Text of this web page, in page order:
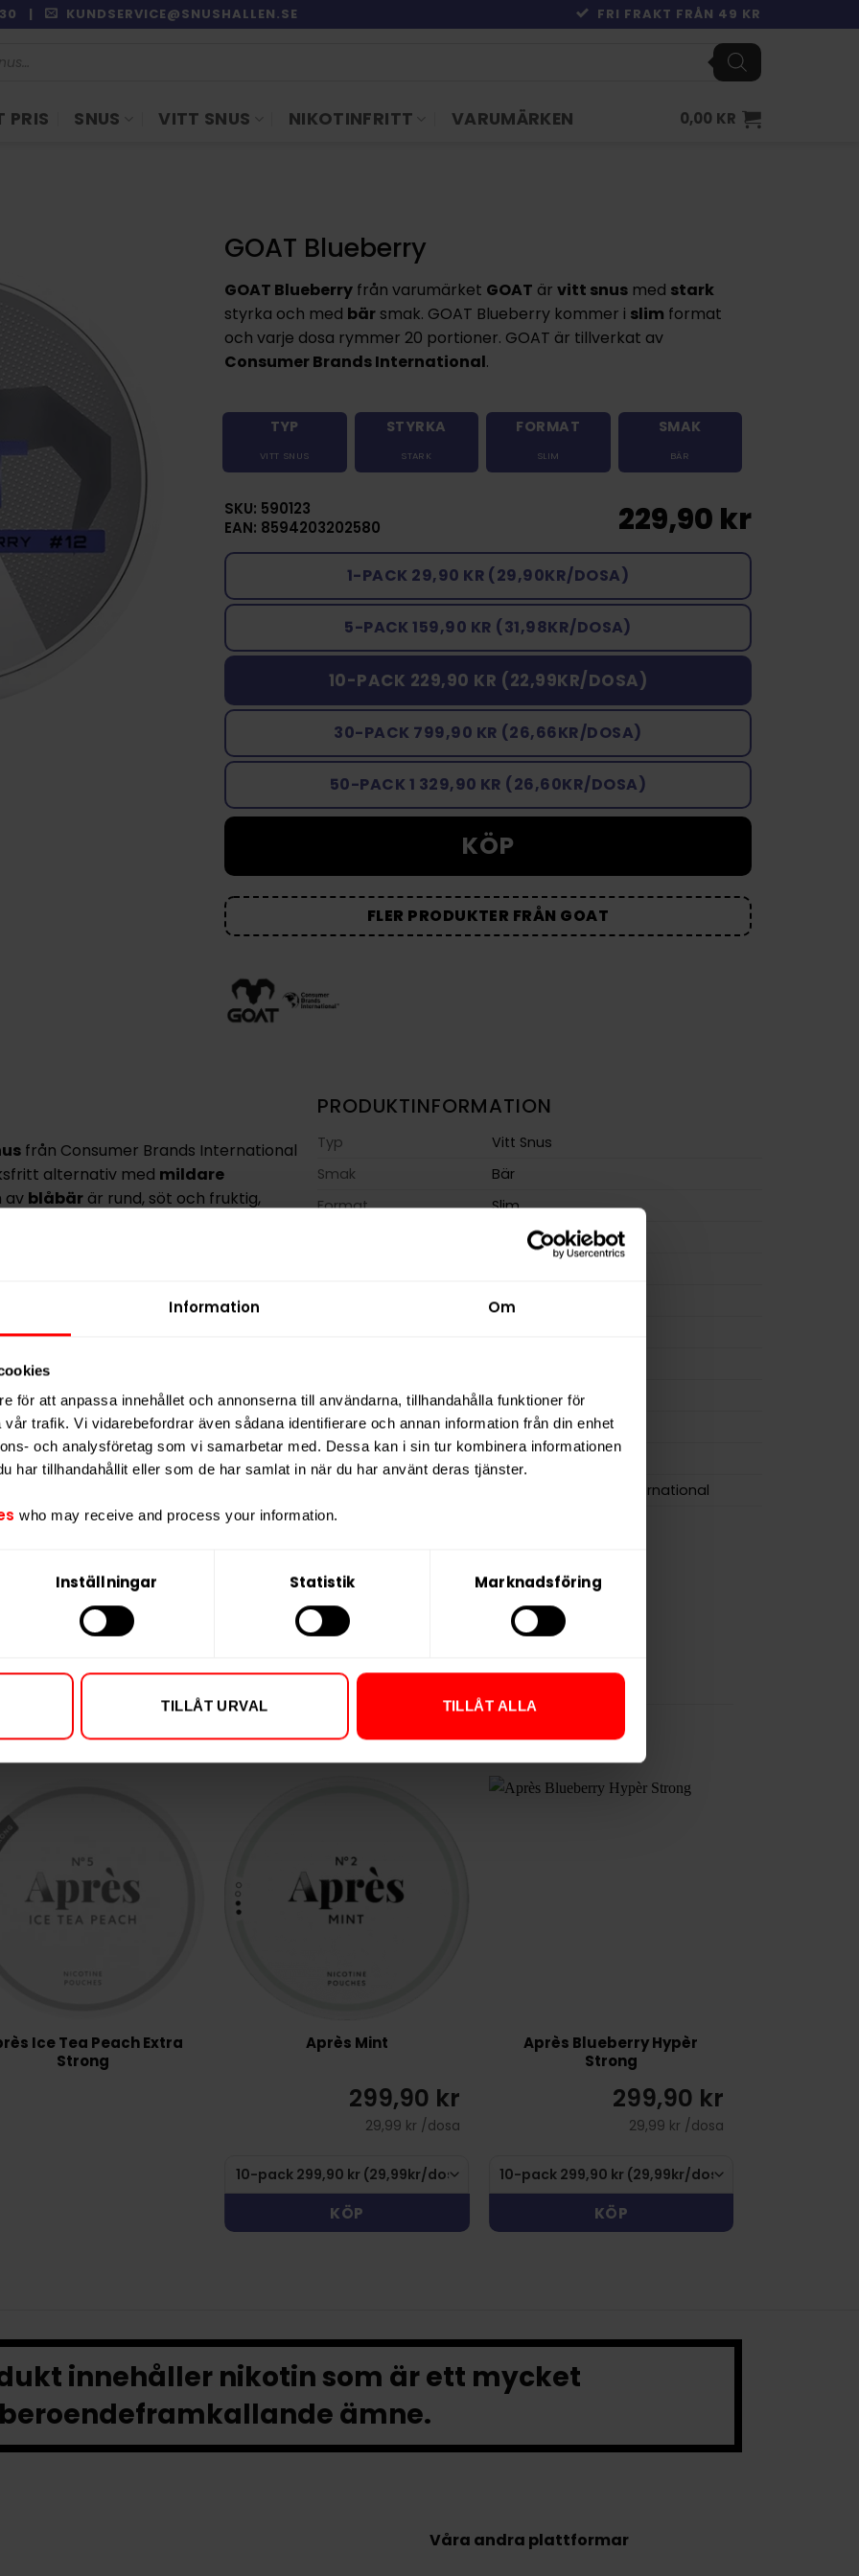
Information Om
för att anpassa innehållet och annonserna till användarna, tillhandahålla funktioner för
trafik. Vi vidarebefordrar även sådana identifierare och annan information från din enhet
och analysföretag som vi samarbetar med. Dessa kan i sin tur kombinera informationen
har tillhandahållit eller som de har samlat in när du har använt deras tjänster.
who may receive and process your information.
Inställningar Statistik Marknadsföring
TILLÅT URVAL TILLÅT ALLA
| KUNDSERVICE@SNUSHALLEN.SE FRI FRAKT FRÅN 49 KR
PRIS SNUS VITT SNUS NIKOTINFRITT VARUMÄRKEN 0,00 KR
GOAT Blueberry
GOAT Blueberry från varumärket GOAT är vitt snus med stark
styrka och med bär smak. GOAT Blueberry kommer i slim format
och varje dosa rymmer 20 portioner. GOAT är tillverkat av
Consumer Brands International.
TYP
VITT SNUS
STYRKA
STARK
FORMAT
SLIM
SMAK
BÄR
SKU: 590123
EAN: 8594203202580
229,90 kr
1-PACK 29,90 KR (29,90KR/DOSA)
5-PACK 159,90 KR (31,98KR/DOSA)
10-PACK 229,90 KR (22,99KR/DOSA)
30-PACK 799,90 KR (26,66KR/DOSA)
50-PACK 1 329,90 KR (26,60KR/DOSA)
KÖP
FLER PRODUKTER FRÅN GOAT
från Consumer Brands International
alternativ med mildare
av blåbärär rund, söt och fruktig,
en
gör portionerna smala och
12 mg/g
Varje dosa innehåller 20
, tillverkad i Tjeckien och passar dig
PRODUKTINFORMATION
Typ
Vitt Snus
Smak
Bär
Format
Slim
8,4 mg
Portioner per dosa
20
Vikt per portion
0,7 g
Varumärke
GOAT
Consumer Brands International
Ice Tea Peach Extra
Strong
Après Mint
299,90 kr
29,99 kr /dosa
KÖP
Après Blueberry Hypèr
Strong
299,90 kr
29,99 kr /dosa
KÖP
innehåller nikotin som är ett mycket
beroendeframkallande ämne.
Våra andra plattformar